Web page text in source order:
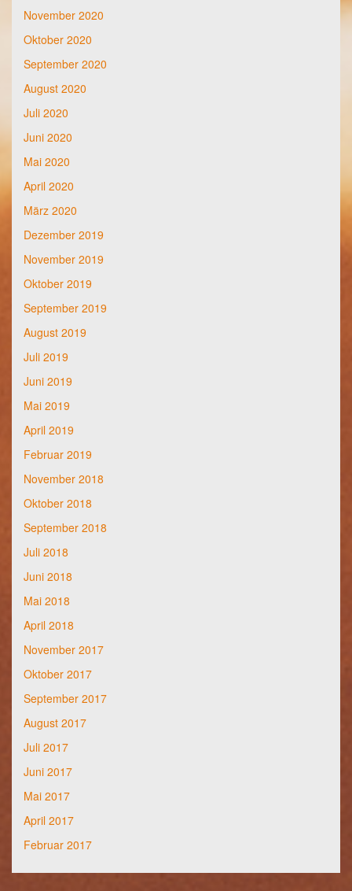
November 2020
Oktober 2020
September 2020
August 2020
Juli 2020
Juni 2020
Mai 2020
April 2020
März 2020
Dezember 2019
November 2019
Oktober 2019
September 2019
August 2019
Juli 2019
Juni 2019
Mai 2019
April 2019
Februar 2019
November 2018
Oktober 2018
September 2018
Juli 2018
Juni 2018
Mai 2018
April 2018
November 2017
Oktober 2017
September 2017
August 2017
Juli 2017
Juni 2017
Mai 2017
April 2017
Februar 2017